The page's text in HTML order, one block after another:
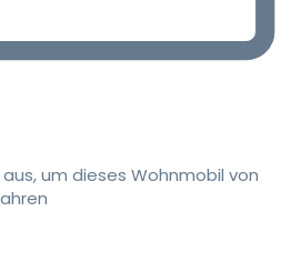
um dieses Wohnmobil von